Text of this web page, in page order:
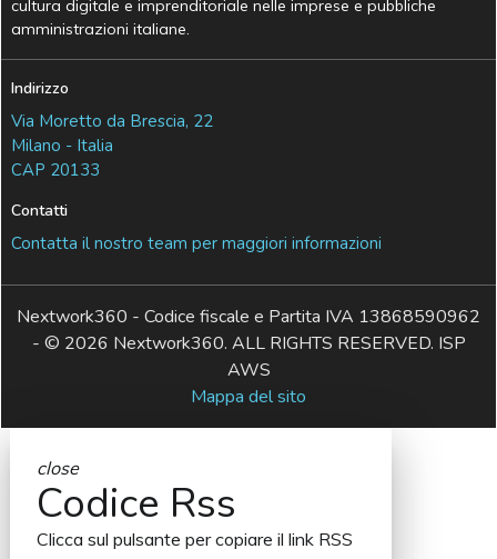
cultura digitale e imprenditoriale nelle imprese e pubbliche
amministrazioni italiane.
Indirizzo
Via Moretto da Brescia, 22
Milano - Italia
CAP 20133
Contatti
Contatta il nostro team per maggiori informazioni
Nextwork360 - Codice fiscale e Partita IVA 13868590962
- © 2026 Nextwork360. ALL RIGHTS RESERVED. ISP
AWS
Mappa del sito
close
Codice Rss
Clicca sul pulsante per copiare il link RSS